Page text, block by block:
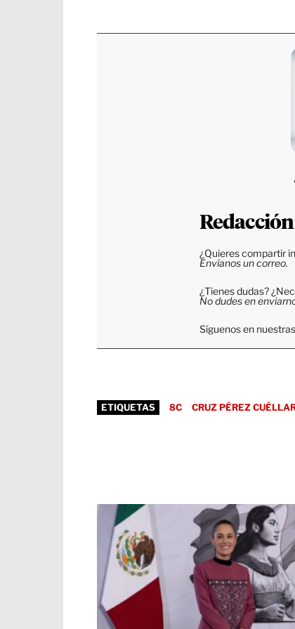
¿Quieres compartir
Envíanos un correo.
¿Tienes dudas?
No dudes en
Síguenos en
ETIQUETAS 8C CRUZ PÉREZ